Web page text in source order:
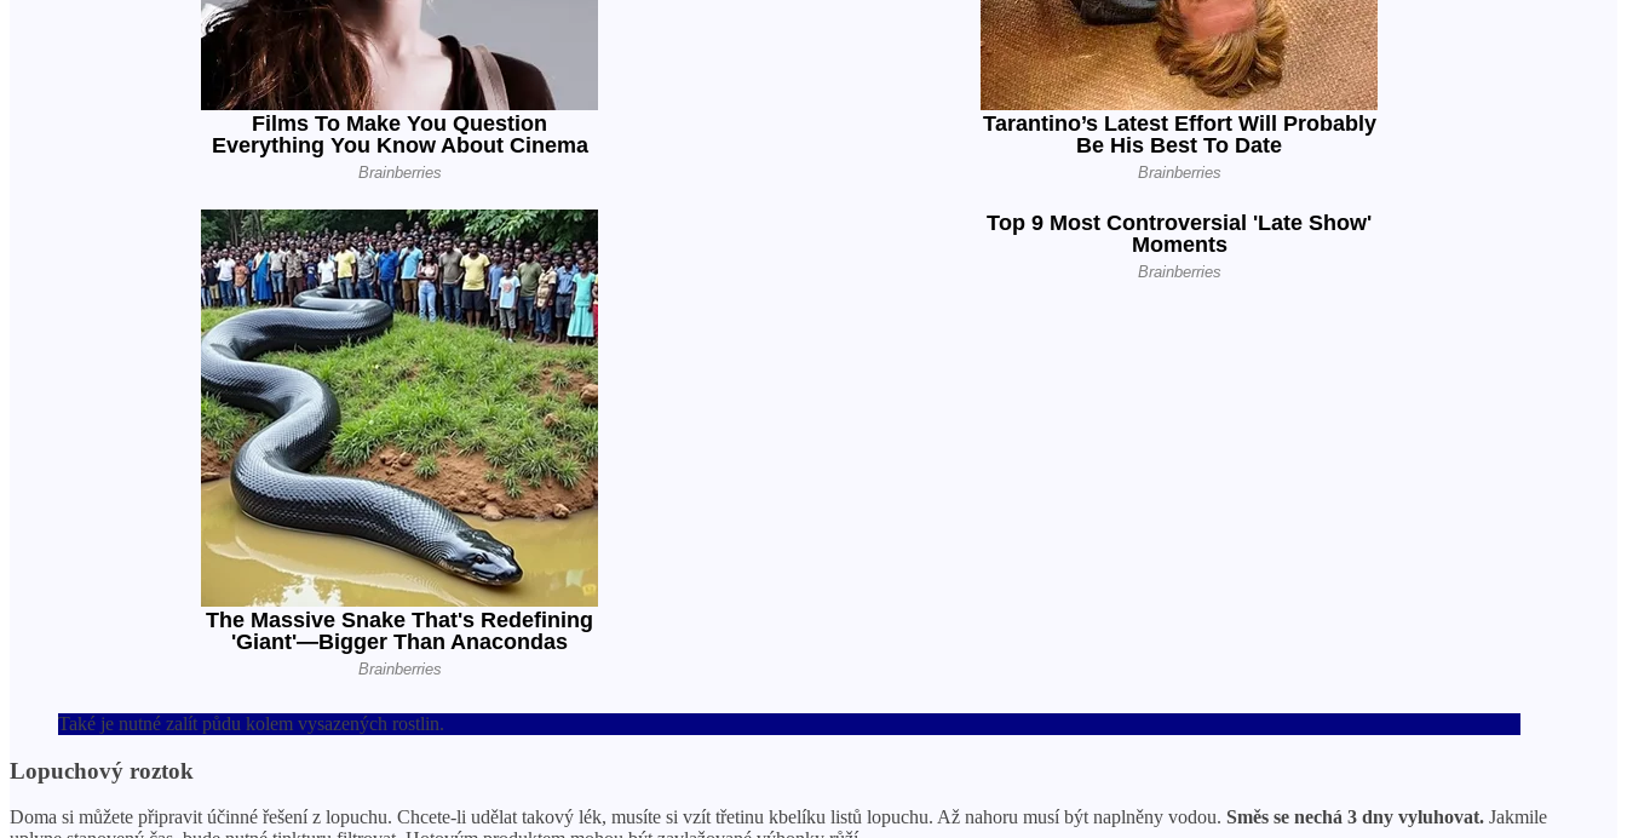
Také je nutné zalít půdu kolem vysazených rostlin.
Lopuchový roztok
Doma si můžete připravit účinné řešení z lopuchu. Chcete-li udělat takový lék, musíte si vzít třetinu kbelíku listů lopuchu. Až nahoru musí být naplněny vodou. Směs se nechá 3 dny vyluhovat. Jakmile